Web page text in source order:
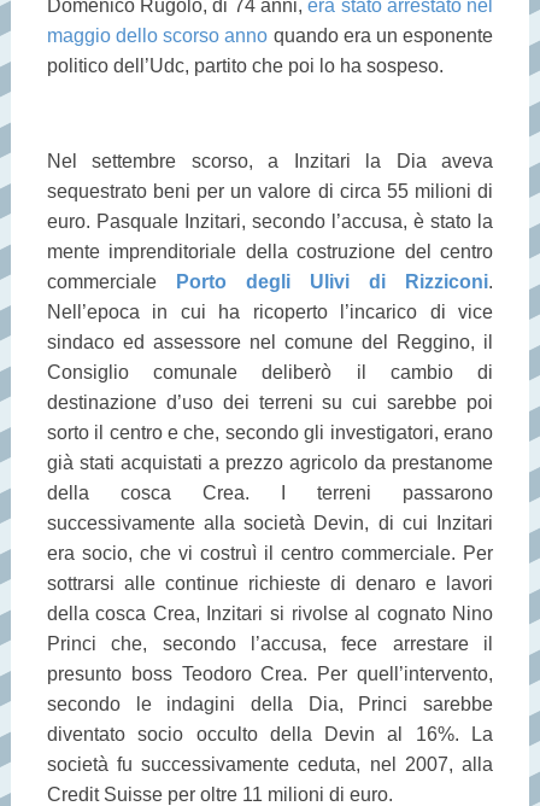
Domenico Rugolo, di 74 anni,era stato arrestato nel
maggio dello scorso anno quando era un esponente
politico dell’Udc, partito che poi lo ha sospeso.
Nel settembre scorso, a Inzitari la Dia aveva
sequestrato beni per un valore di circa 55 milioni di
euro. Pasquale Inzitari, secondo l’accusa, è stato la
mente imprenditoriale della costruzione del centro
commerciale
Porto degli Ulivi di Rizziconi.
Nell’epoca in cui ha ricoperto l’incarico di vice
sindaco ed assessore nel comune del Reggino, il
Consiglio comunale deliberò il cambio di
destinazione d’uso dei terreni su cui sarebbe poi
sorto il centro e che, secondo gli investigatori, erano
già stati acquistati a prezzo agricolo da prestanome
della cosca Crea. I terreni passarono
successivamente alla società Devin, di cui Inzitari
era socio, che vi costruì il centro commerciale. Per
sottrarsi alle continue richieste di denaro e lavori
della cosca Crea, Inzitari si rivolse al cognato Nino
Princi che, secondo l’accusa, fece arrestare il
presunto boss Teodoro Crea. Per quell’intervento,
secondo le indagini della Dia, Princi sarebbe
diventato socio occulto della Devin al 16%. La
società fu successivamente ceduta, nel 2007, alla
Credit Suisse per oltre 11 milioni di euro.